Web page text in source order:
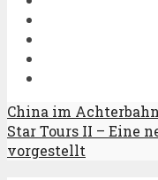
China im
Star Tours II – Eine
vorgestellt